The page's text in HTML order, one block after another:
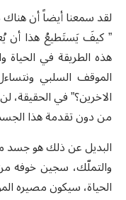
لقد سمعنا أيضاً أن
هذه الطريقة في
الموقف السلبي
الاخرين؟” في الحقيقة،
من دون تقدمة هذا
البديل عن ذلك هو جسد
والتملّك، سجين خوفه
الحياة، سيكون مصيره